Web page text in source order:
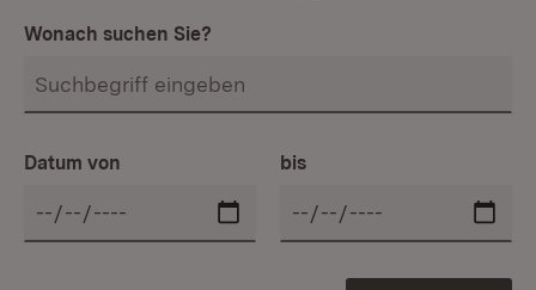
Wonach suchen Sie?
Datum von bis